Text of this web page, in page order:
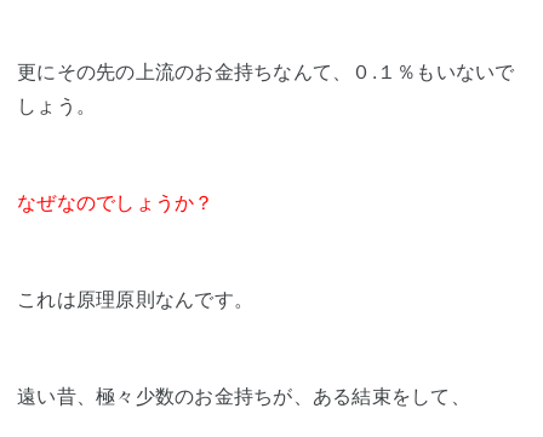
更にその先の上流のお金持ちなんて、０.１％もいないで
しょう。
なぜなのでしょうか？
これは原理原則なんです。
遠い昔、極々少数のお金持ちが、ある結束をして、